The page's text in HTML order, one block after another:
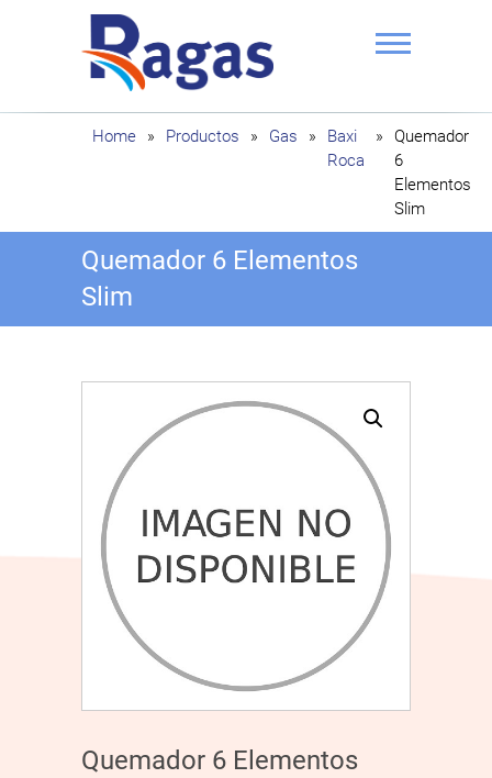
Ragas
Home » Productos » Gas »
Baxi
Roca
»
Quemador
6
Elementos
Slim
Quemador 6 Elementos
Slim
Quemador 6 Elementos